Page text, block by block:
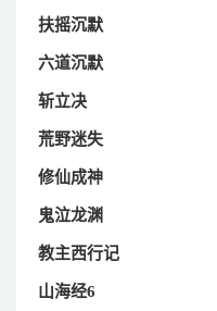
扶摇沉默
六道沉默
斩立决
荒野迷失
修仙成神
鬼泣龙渊
教主西行记
山海经6